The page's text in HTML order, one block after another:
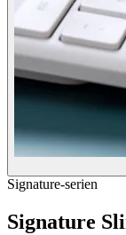
Signature-serien
Signature